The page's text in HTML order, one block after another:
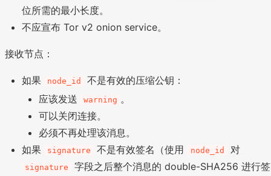
位所需的最小长度。
不应宣布 Tor v2 onion service。
接收节点：
如果 node_id
不是有效的压缩公钥：
应该发送
warning 。
可以关闭连接。
必须不再处理该消息。
如果
signature 不是有效签名（使用 node_id 对
signature
字段之后整个消息的 double-SHA256 进行签